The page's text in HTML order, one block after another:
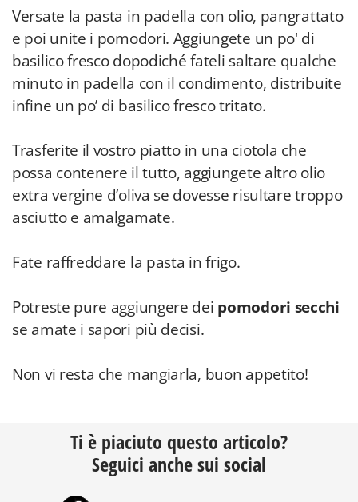
Versate la pasta in padella con olio, pangrattato
e poi unite i pomodori. Aggiungete un po' di
basilico fresco dopodiché fateli saltare qualche
minuto in padella con il condimento, distribuite
infine un po’ di basilico fresco tritato.
Trasferite il vostro piatto in una ciotola che
possa contenere il tutto, aggiungete altro olio
extra vergine d’oliva se dovesse risultare troppo
asciutto e amalgamate.
Fate raffreddare la pasta in frigo.
Potreste pure aggiungere dei pomodori secchi
se amate i sapori più decisi.
Non vi resta che mangiarla, buon appetito!
Ti è piaciuto questo articolo?
Seguici anche sui social